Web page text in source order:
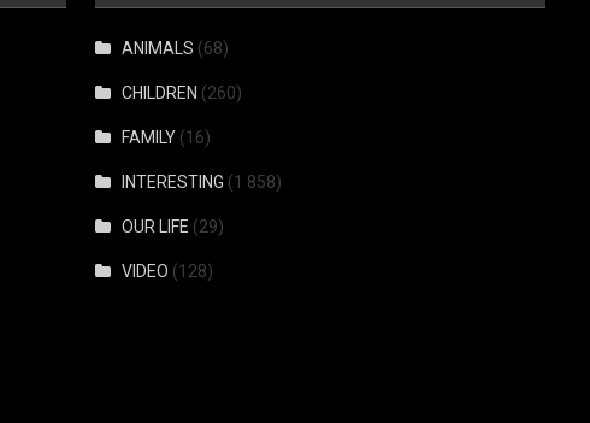
ANIMALS (68)
CHILDREN (260)
FAMILY (16)
INTERESTING (1 858)
OUR LIFE (29)
VIDEO (128)